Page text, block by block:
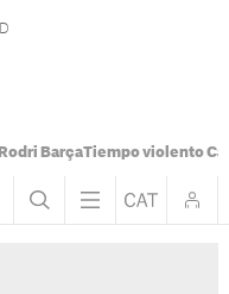
Rodri BarçaTiempo violento